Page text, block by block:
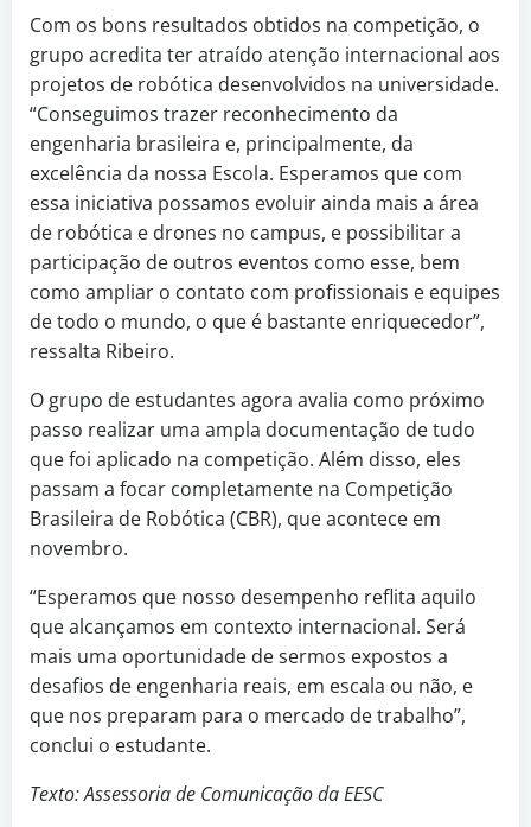
Com os bons resultados obtidos na competição, o
grupo acredita ter atraído atenção internacional aos
projetos de robótica desenvolvidos na universidade.
“Conseguimos trazer reconhecimento da
engenharia brasileira e, principalmente, da
excelência da nossa Escola. Esperamos que com
essa iniciativa possamos evoluir ainda mais a área
de robótica e drones no campus, e possibilitar a
participação de outros eventos como esse, bem
como ampliar o contato com profissionais e equipes
de todo o mundo, o que é bastante enriquecedor”,
ressalta Ribeiro.
O grupo de estudantes agora avalia como próximo
passo realizar uma ampla documentação de tudo
que foi aplicado na competição. Além disso, eles
passam a focar completamente na Competição
Brasileira de Robótica (CBR), que acontece em
novembro.
“Esperamos que nosso desempenho reflita aquilo
que alcançamos em contexto internacional. Será
mais uma oportunidade de sermos expostos a
desafios de engenharia reais, em escala ou não, e
que nos preparam para o mercado de trabalho”,
conclui o estudante.
Texto: Assessoria de Comunicação da EESC